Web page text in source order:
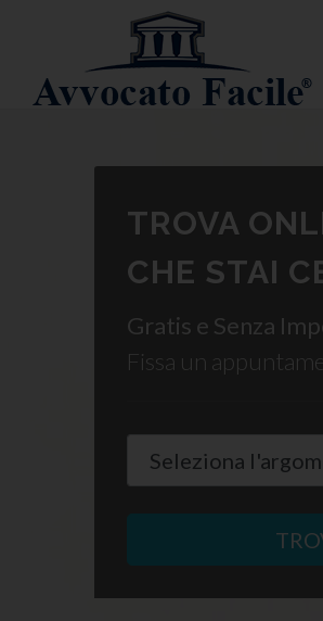
TROVA
CHE STAI
Gratis e Senza
Fissa un